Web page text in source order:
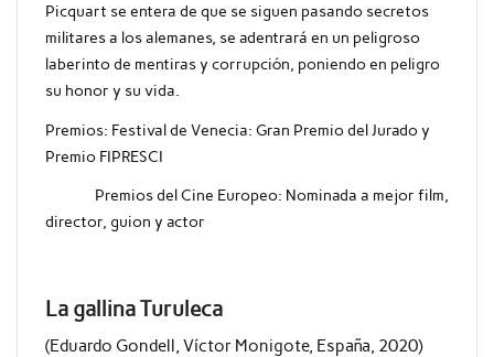
Picquart se entera de que se siguen pasando secretos
militares a los alemanes, se adentrará en un peligroso
laberinto de mentiras y corrupción, poniendo en peligro
su honor y su vida.
Premios: Festival de Venecia: Gran Premio del Jurado y
Premio FIPRESCI
Premios del Cine Europeo: Nominada a mejor film,
director, guion y actor
La gallina Turuleca
(Eduardo Gondell, Víctor Monigote, España, 2020)